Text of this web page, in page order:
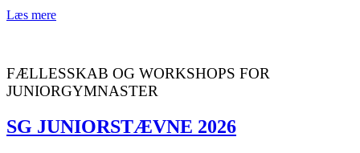
Læs mere
FÆLLESSKAB OG WORKSHOPS FOR
JUNIORGYMNASTER
SG JUNIORSTÆVNE 2026